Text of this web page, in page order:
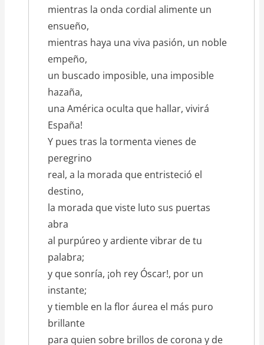
mientras la onda cordial alimente un
ensueño,
mientras haya una viva pasión, un noble
empeño,
un buscado imposible, una imposible
hazaña,
una América oculta que hallar, vivirá
España!
Y pues tras la tormenta vienes de
peregrino
real, a la morada que entristeció el
destino,
la morada que viste luto sus puertas
abra
al purpúreo y ardiente vibrar de tu
palabra;
y que sonría, ¡oh rey Óscar!, por un
instante;
y tiemble en la flor áurea el más puro
brillante
para quien sobre brillos de corona y de